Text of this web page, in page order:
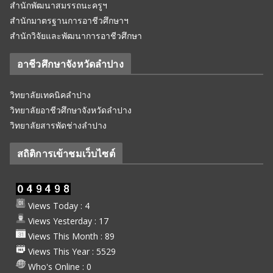
สำนักพัฒนาสมรรถนะครูฯ
สำนักมาตรฐานการอาชีวศึกษาฯ
สำนักวิจัยและพัฒนาการอาชีวศึกษา
อาชีวศึกษาจังหวัดลำปาง
วิทยาลัยเทคนิคลำปาง
วิทยาลัยอาชีวศึกษาจังหวัดลำปาง
วิทยาลัยสารพัดช่างลำปาง
สถิติการเข้าชมเว็บไซต์
Views Today : 4
Views Yesterday : 17
Views This Month : 89
Views This Year : 5529
Who's Online : 0